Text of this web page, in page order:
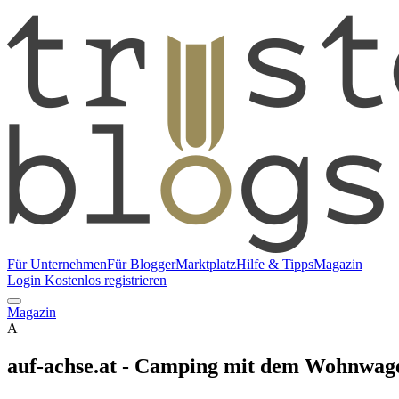
Für UnternehmenFür BloggerMarktplatzHilfe & TippsMagazin
Login Kostenlos registrieren
Magazin
A
auf-achse.at - Camping mit dem